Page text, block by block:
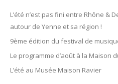
L’été n’est pas fini entre Rhône &
autour de Yenne et sa région !
9ème édition du festival de
Le programme d’août à la Maison
L’été au Musée Maison Ravier